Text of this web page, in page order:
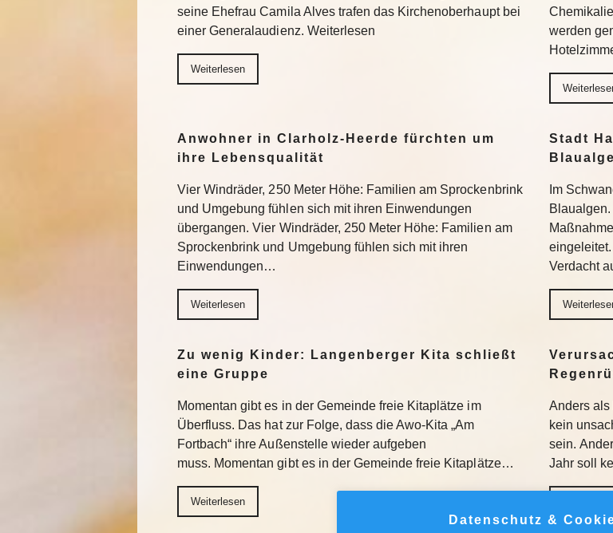
seine Ehefrau Camila Alves trafen das Kirchenoberhaupt bei
einer Generalaudienz. Weiterlesen
Weiterlesen
werden
Anwohner in Clarholz-Heerde fürchten um
ihre Lebensqualität
Vier Windräder, 250 Meter Höhe: Familien am Sprockenbrink
und Umgebung fühlen sich mit ihren Einwendungen
übergangen. Vier Windräder, 250 Meter Höhe: Familien am
Sprockenbrink und Umgebung fühlen sich mit ihren
Einwendungen…
Weiterlesen
Stadt
Im
Verdacht
Zu wenig Kinder: Langenberger Kita schließt
eine Gruppe
Momentan gibt es in der Gemeinde freie Kitaplätze im
Überfluss. Das hat zur Folge, dass die Awo-Kita „Am
Fortbach“ ihre Außenstelle wieder aufgeben
muss. Momentan gibt es in der Gemeinde freie Kitaplätze…
Weiterlesen
Anders als
kein
sein.
Jahr soll
Datenschutz &